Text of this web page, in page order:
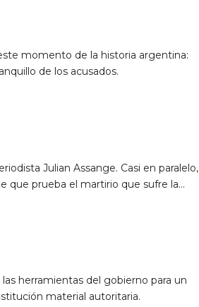
momento de la historia argentina:
de los acusados.
Julian Assange. Casi en paralelo,
que prueba el martirio que sufre la…
herramientas del gobierno para un
material autoritaria.